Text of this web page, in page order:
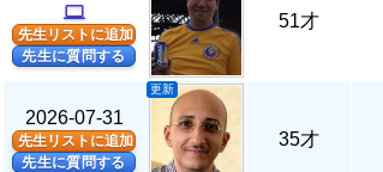
computer
先生リストに追加
先生に質問する
51才
2026-07-31
先生リストに追加
先生に質問する
更新
35才